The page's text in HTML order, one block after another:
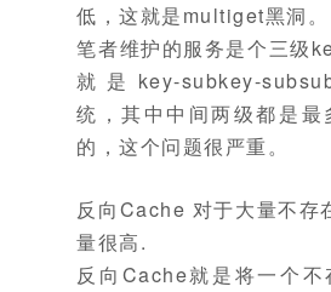
低，这就是multiget黑洞。
笔者维护的服务是个三级
就是key-subkey-
统，其中中间两级都是最
的，这个问题很严重。
反向Cache 对于大量不存
量很高.
反向Cache就是将一个